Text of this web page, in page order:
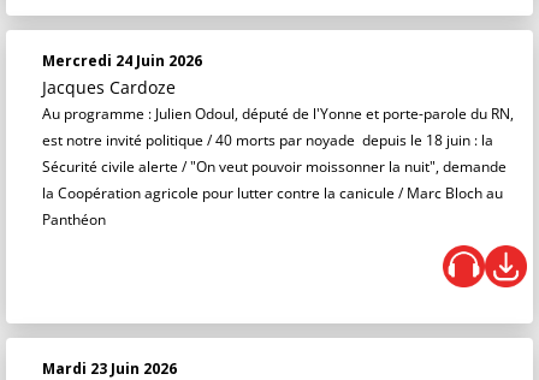
Mercredi 24 Juin 2026
Jacques Cardoze
Au programme : Julien Odoul, député de l'Yonne et porte-parole du RN,
est notre invité politique / 40 morts par noyade depuis le 18 juin : la
Sécurité civile alerte / "On veut pouvoir moissonner la nuit", demande
la Coopération agricole pour lutter contre la canicule / Marc Bloch au
Panthéon
Mardi 23 Juin 2026